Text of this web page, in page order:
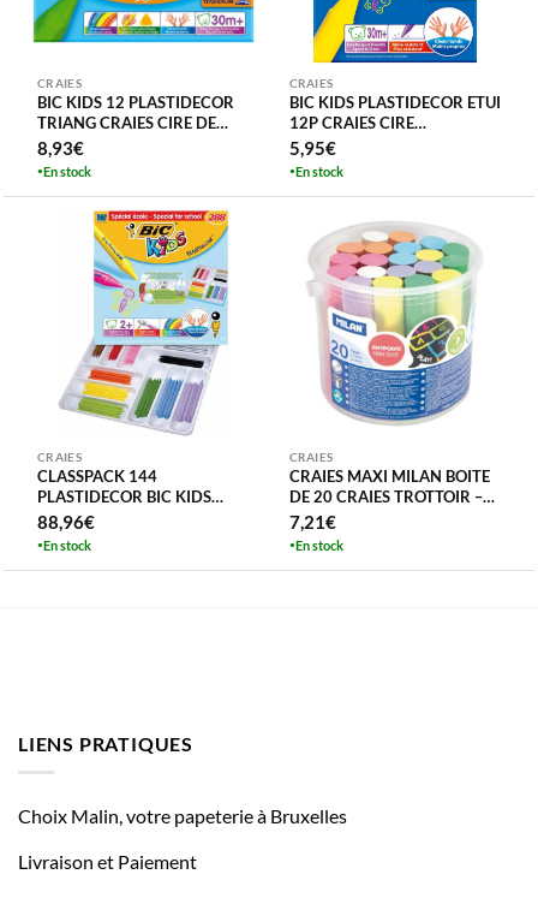
CRAIES
BIC KIDS 12 PLASTIDECOR
TRIANG CRAIES CIRE DE
COLORIAGE
TRIANGULAIRES MAINS
8,93€
En stock
CRAIES
BIC KIDS PLASTIDECOR ETUI
12P CRAIES CIRE
COLORIAGE SUPER
RESISTANT MAINS PROPRES
5,95€
En stock
CRAIES
CLASSPACK 144
PLASTIDECOR BIC KIDS
CRAIES CIRE COLORIAGE
PASTELS TRIANGLES
88,96€
En stock
CRAIES
CRAIES MAXI MILAN BOITE
DE 20 CRAIES TROTTOIR –
SEAU POIGNEE
7,21€
En stock
LIENS PRATIQUES
Choix Malin, votre papeterie à Bruxelles
Livraison et Paiement